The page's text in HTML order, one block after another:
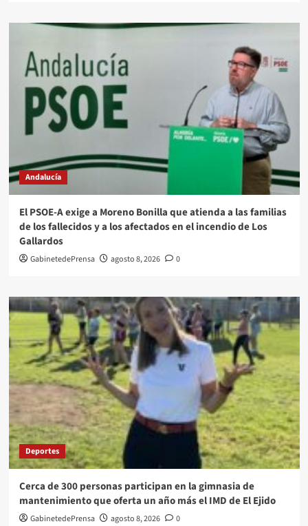
Andalucía
El PSOE-A exige a Moreno Bonilla que atienda a las familias
de los fallecidos y a los afectados en el incendio de Los
Gallardos
GabinetedePrensa agosto 8, 2026 0
Deportes
Cerca de 300 personas participan en la gimnasia de
mantenimiento que oferta un año más el IMD de El Ejido
GabinetedePrensa agosto 8, 2026 0